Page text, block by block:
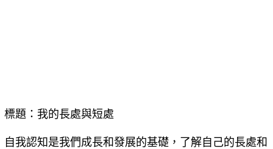
標題：我的長處與短處
自我認知是我們成長和發展的基礎，了解自己的長處和